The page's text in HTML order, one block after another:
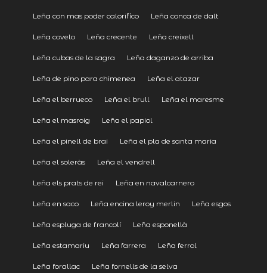
Leña con mas poder calorifico Leña conca de dalt
Leña covelo Leña crecente Leña creixell
Leña cubas de la sagra Leña daganzo de arriba
Leña de pino para chimenea Leña el atazar
Leña el berrueco Leña el brull Leña el maresme
Leña el masroig Leña el papiol
Leña el pinell de brai Leña el pla de santa maria
Leña el soleràs Leña el vendrell
Leña els prats de rei Leña en navalcarnero
Leña en saco Leña encina leroy merlin Leña esgos
Leña espluga de francolí Leña esponellà
Leña estamariu Leña farrera Leña ferrol
Leña forallac Leña fornells de la selva